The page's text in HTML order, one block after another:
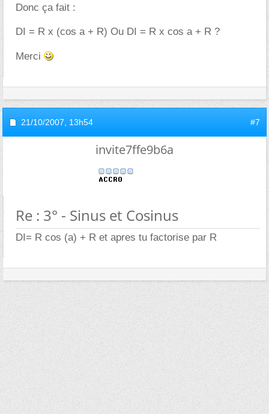
Donc ça fait :
DI = R x (cos a + R) Ou DI = R x cos a + R ?
Merci
21/10/2007, 13h54 #7
invite7ffe9b6a
Re : 3° - Sinus et Cosinus
DI= R cos (a) + R et apres tu factorise par R